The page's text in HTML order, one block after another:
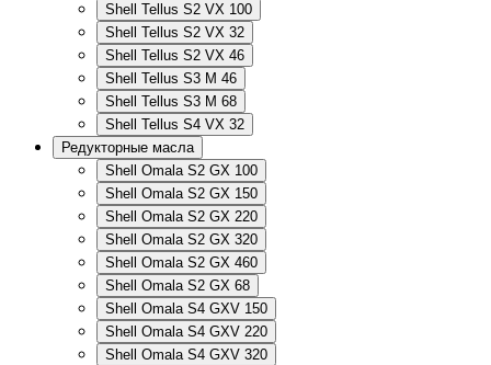
Shell Tellus S2 VX 100
Shell Tellus S2 VX 32
Shell Tellus S2 VX 46
Shell Tellus S3 M 46
Shell Tellus S3 M 68
Shell Tellus S4 VX 32
Редукторные масла
Shell Omala S2 GX 100
Shell Omala S2 GX 150
Shell Omala S2 GX 220
Shell Omala S2 GX 320
Shell Omala S2 GX 460
Shell Omala S2 GX 68
Shell Omala S4 GXV 150
Shell Omala S4 GXV 220
Shell Omala S4 GXV 320